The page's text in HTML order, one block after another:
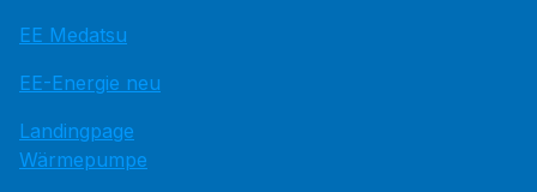
EE Medatsu
EE-Energie neu
Landingpage
Wärmepumpe